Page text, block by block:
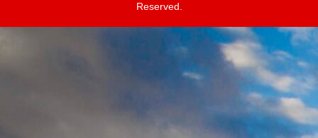
Reserved.